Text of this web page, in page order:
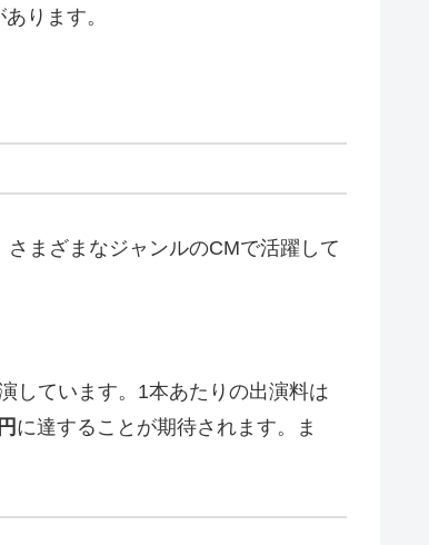
ります。
まざまなジャンルのCMで活躍して
しています。1本あたりの出演料は
に達することが期待されます。ま